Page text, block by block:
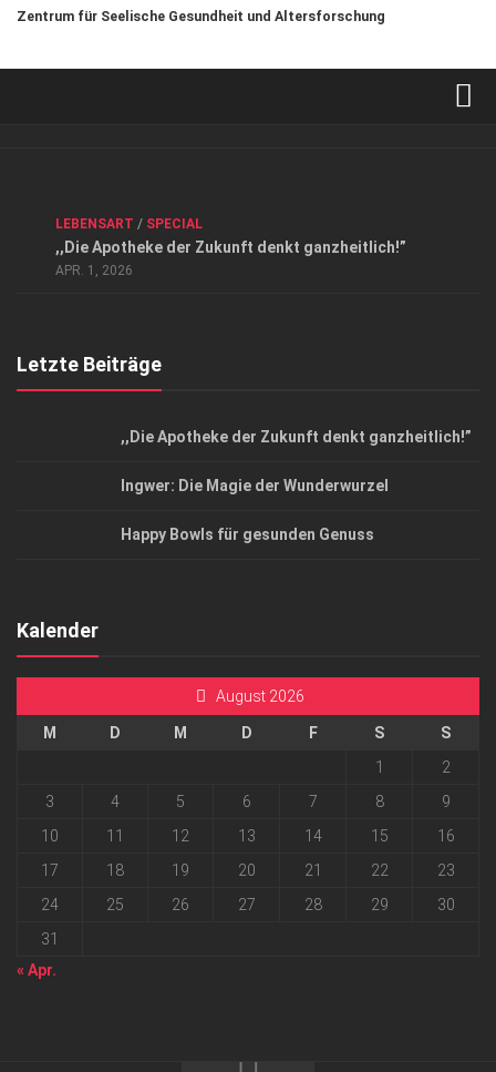
Zentrum für Seelische Gesundheit und Altersforschung
Datenschutzerklärung
Top Magazin Dresden / Ostsachsen
LEBENSART / SPECIAL
,,Die Apotheke der Zukunft denkt ganzheitlich!”
APR. 1, 2026
Letzte Beiträge
,,Die Apotheke der Zukunft denkt ganzheitlich!”
Ingwer: Die Magie der Wunderwurzel
Happy Bowls für gesunden Genuss
Kalender
August 2026
M D M D F S
S
1
2
3
4 5 6 7 8
9
10
11 12 13 14 15
16
17
18 19 20 21 22
23
24
25 26 27 28 29
30
31
« Apr.